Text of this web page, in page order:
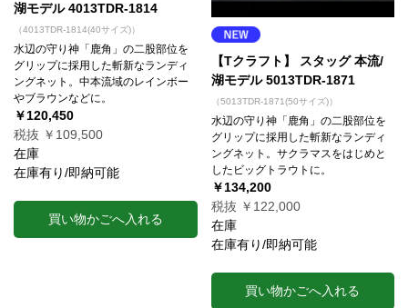
湖モデル 4013TDR-1814
（4013TDR-1814(40サイズ)）
水辺の守り神「鹿角」の二股部位を
グリップに採用した斬新なランディ
ングネット。中本流域のレインボー
やブラウンなどに。
￥120,450
税抜 ￥109,500
在庫
在庫有り/即納可能
買い物かごへ入れる
【Tクラフト】 スタッグ 本流/
湖モデル 5013TDR-1871
（5013TDR-1871(50サイズ)）
水辺の守り神「鹿角」の二股部位を
グリップに採用した斬新なランディ
ングネット。サクラマスをはじめと
したビッグトラウトに。
￥134,200
税抜 ￥122,000
在庫
在庫有り/即納可能
買い物かごへ入れる